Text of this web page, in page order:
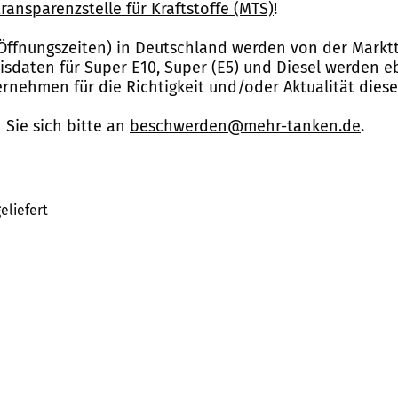
für Kraftstoffe (MTS)!
in Deutschland werden von der
für Super E10, Super (E5) und Diesel werden
für die Richtigkeit und/oder Aktualität
Sie sich bitte an beschwerden@mehr-tanken.de.